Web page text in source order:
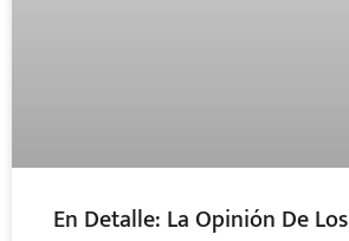
En Detalle: La Opinión De Los